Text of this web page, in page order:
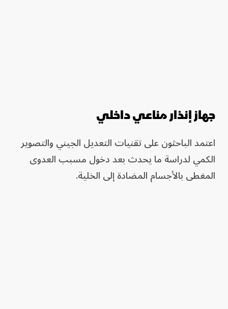
جهاز إنذار مناعي داخلي
اعتمد الباحثون على تقنيات التعديل الجيني والتصوير
الكمي لدراسة ما يحدث بعد دخول مسبب العدوى
المغطى بالأجسام المضادة إلى الخلية.